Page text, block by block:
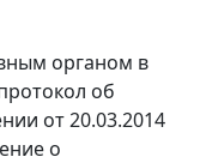
органом в
об
от 20.03.2014
о